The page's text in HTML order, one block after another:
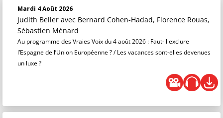
Mardi 4 Août 2026
Judith Beller avec Bernard Cohen-Hadad, Florence Rouas,
Sébastien Ménard
Au programme des Vraies Voix du 4 août 2026 : Faut-il exclure
l’Espagne de l’Union Européenne ? / Les vacances sont-elles devenues
un luxe ?